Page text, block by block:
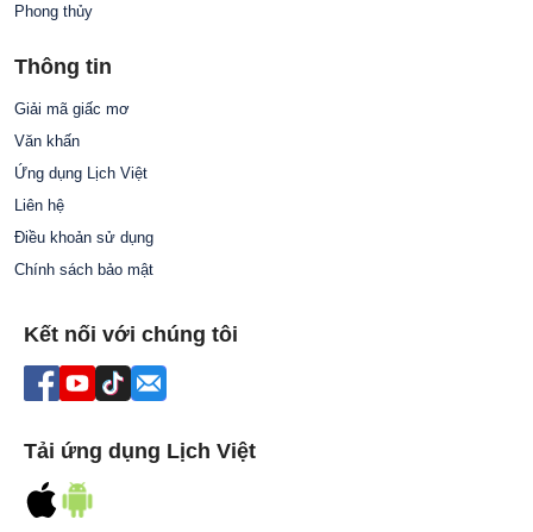
Phong thủy
Thông tin
Giải mã giấc mơ
Văn khấn
Ứng dụng Lịch Việt
Liên hệ
Điều khoản sử dụng
Chính sách bảo mật
Kết nối với chúng tôi
Tải ứng dụng Lịch Việt